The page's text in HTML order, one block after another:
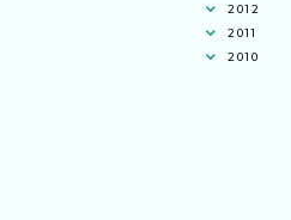
2012
2011
2010